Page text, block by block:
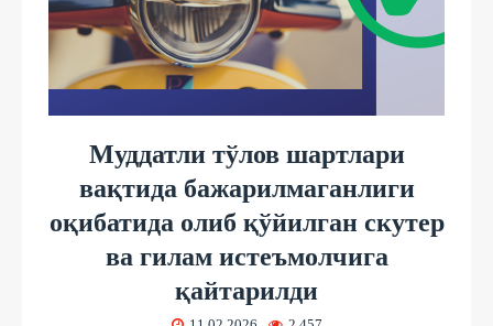
Муддатли тўлов шартлари
вақтида бажарилмаганлиги
оқибатида олиб қўйилган скутер
ва гилам истеъмолчига
қайтарилди